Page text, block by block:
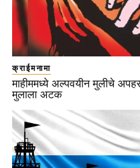
क्राईमनामा
माहीममध्ये अल्पवयीन मुलीचे
मुलाला अटक